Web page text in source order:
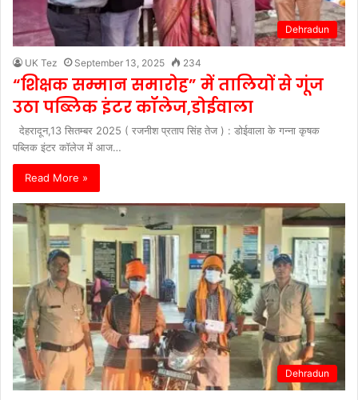
Dehradun
UK Tez September 13, 2025 234
“शिक्षक सम्मान समारोह” में तालियों से गूंज
उठा पब्लिक इंटर कॉलेज,डोईवाला
देहरादून,13 सितम्बर 2025 ( रजनीश प्रताप सिंह तेज ) : डोईवाला के गन्ना कृषक
पब्लिक इंटर कॉलेज में आज…
Read More »
Dehradun